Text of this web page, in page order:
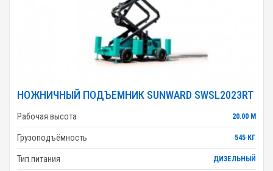
НОЖНИЧНЫЙ ПОДЪЕМНИК SUNWARD SWSL2023RT
Рабочая высота 20.00 М
Грузоподъёмность 545 КГ
Тип питания ДИЗЕЛЬНЫЙ